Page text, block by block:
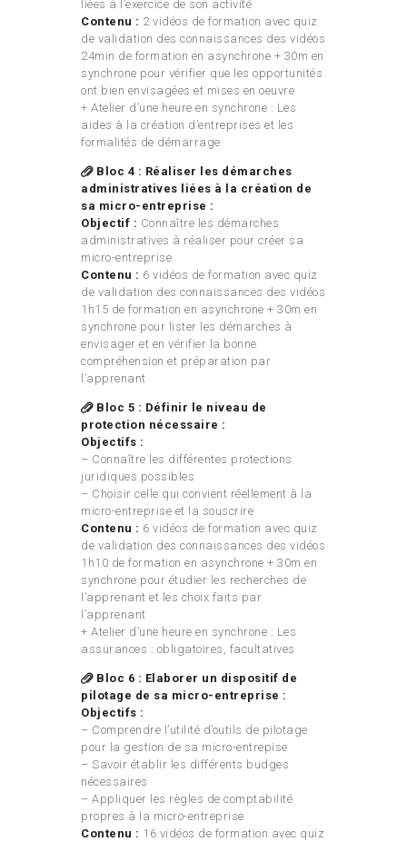
liées à l’exercice de son activité
Contenu : 2 vidéos de formation avec quiz
de validation des connaissances des vidéos
24min de formation en asynchrone + 30m en
synchrone pour vérifier que les opportunités
ont bien envisagées et mises en oeuvre
+ Atelier d’une heure en synchrone : Les
aides à la création d’entreprises et les
formalités de démarrage
Bloc 4 : Réaliser les démarches
administratives liées à la création de
sa micro-entreprise :
Objectif : Connaître les démarches
administratives à réaliser pour créer sa
micro-entreprise
Contenu : 6 vidéos de formation avec quiz
de validation des connaissances des vidéos
1h15 de formation en asynchrone + 30m en
synchrone pour lister les démarches à
envisager et en vérifier la bonne
compréhension et préparation par
l’apprenant
Bloc 5 : Définir le niveau de
protection nécessaire :
Objectifs :
– Connaître les différentes protections
juridiques possibles
– Choisir celle qui convient réellement à la
micro-entreprise et la souscrire
Contenu : 6 vidéos de formation avec quiz
de validation des connaissances des vidéos
1h10 de formation en asynchrone + 30m en
synchrone pour étudier les recherches de
l’apprenant et les choix faits par
l’apprenant
+ Atelier d’une heure en synchrone : Les
assurances : obligatoires, facultatives
Bloc 6 : Elaborer un dispositif de
pilotage de sa micro-entreprise :
Objectifs :
– Comprendre l’utilité d’outils de pilotage
pour la gestion de sa micro-entrepise
– Savoir établir les différents budges
nécessaires
– Appliquer les règles de comptabilité
propres à la micro-entreprise
Contenu : 16 vidéos de formation avec quiz